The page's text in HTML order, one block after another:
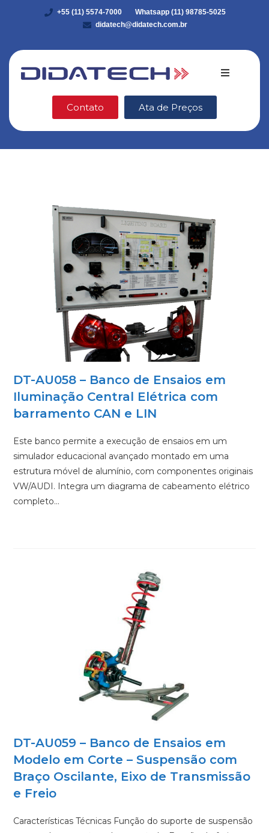
+55 (11) 5574-7000
Whatsapp (11) 98785-5025
didatech@didatech.com.br
Quem
Ética e
Blog
Contato Ata de Preços
DT-AU058 – Banco de Ensaios em
Iluminação Central Elétrica com
barramento CAN e LIN
Este banco permite a execução de ensaios em um
simulador educacional avançado montado em uma
estrutura móvel de alumínio, com componentes originais
VW/AUDI. Integra um diagrama de cabeamento elétrico
completo…
DT-AU059 – Banco de Ensaios em
Modelo em Corte – Suspensão com
Braço Oscilante, Eixo de Transmissão
e Freio
Características Técnicas Função do suporte de suspensão